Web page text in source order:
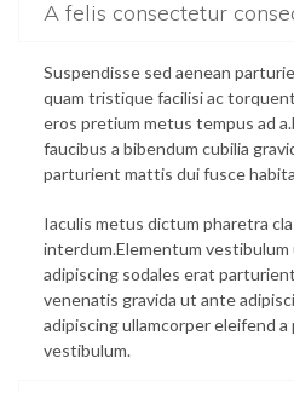
A felis consectetur
Suspendisse sed aenean
quam tristique facilisi ac
eros pretium metus tempus ad
faucibus a bibendum cubilia
parturient mattis dui fusce
Iaculis metus dictum pharetra
interdum.Elementum
adipiscing sodales erat
venenatis gravida ut ante
adipiscing ullamcorper eleifend
vestibulum.